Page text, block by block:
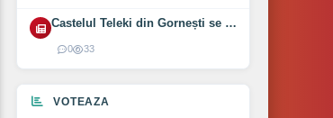
Castelul Teleki din Gornești se redeschide pe 1 august 2026
0 33
VOTEAZA